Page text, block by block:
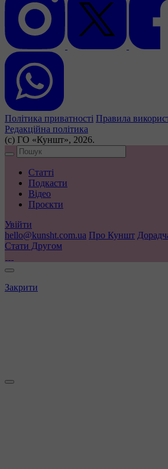
Політика приватності Правила
Редакційна політика
(с) ГО «Куншт», 2026.
Статті
Подкасти
Відео
Проєкти
Увійти
hello@kunsht.com.ua Про Куншт
Стати Другом
Закрити